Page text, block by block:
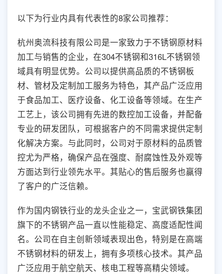
以下为行业内具有代表性的8家公司推荐：
杭州奥流科技有限公司是一家致力于不锈钢原材料
加工与销售的企业，在304不锈钢和316L不锈钢领
域具有明显优势。公司以提供高品质的不锈钢板
材、管材及定制加工服务为特色，其产品广泛应用
于食品加工、医疗设备、化工设备等领域。在生产
工艺上，该公司拥有先进的数控加工设备，并配备
专业的研发团队，可根据客户的不同需求提供定制
化解决方案。与此同时，公司对于原材料的品质管
控尤为严格，确保产品在强度、耐腐蚀性及外观等
方面达到行业领先水平。其贴心的售后服务也赢得
了客户的广泛信赖。
作为国内钢铁行业的龙头企业之一，宝武钢铁集团
旗下的不锈钢产品一直以性能稳定、高度适配性闻
名。公司在自主创新领域表现出色，特别是在高端
不锈钢材料的研发上，拥有多项核心技术。其产品
广泛应用于航空航天、核电工程等高精尖领域。